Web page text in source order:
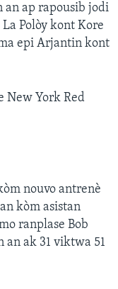
an ap rapousib jodi
Polòy kont Kore
epi Arjantin kont
New York Red
nouvo antrenè
kòm asistan
ranplase Bob
ak 31 viktwa 51